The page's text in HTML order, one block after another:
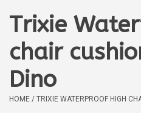
Verzorging
Boekjes
Trixie
chair
Dino
HOME / TRIXIE WATERPROOF HIGH